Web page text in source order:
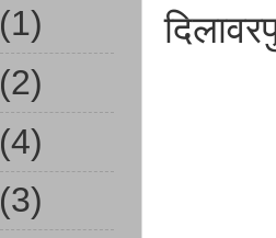
(1)
(2)
(4)
(3)